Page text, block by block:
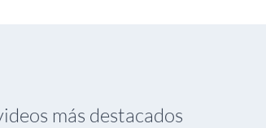
más destacados